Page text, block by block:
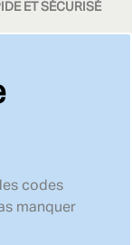
ET SÉCURISÉ
codes
manquer